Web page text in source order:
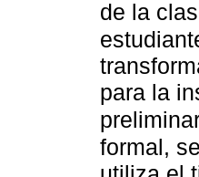
de la
para la
formal,